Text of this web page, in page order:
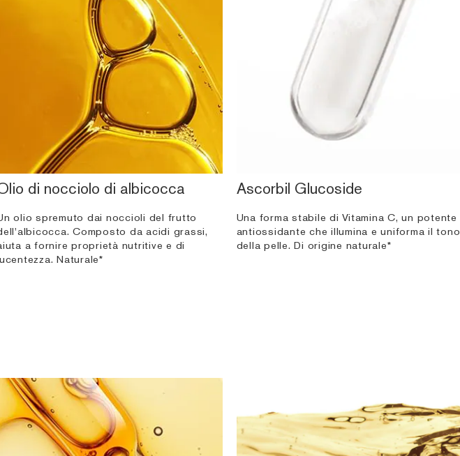
di nocciolo di albicocca
olio spremuto dai noccioli del frutto
Composto da acidi grassi,
a fornire proprietà nutritive e di
Naturale*
Ascorbil Glucoside
Una forma stabile di Vitamina C, un potente
antiossidante che illumina e uniforma il tono
della pelle. Di origine naturale*